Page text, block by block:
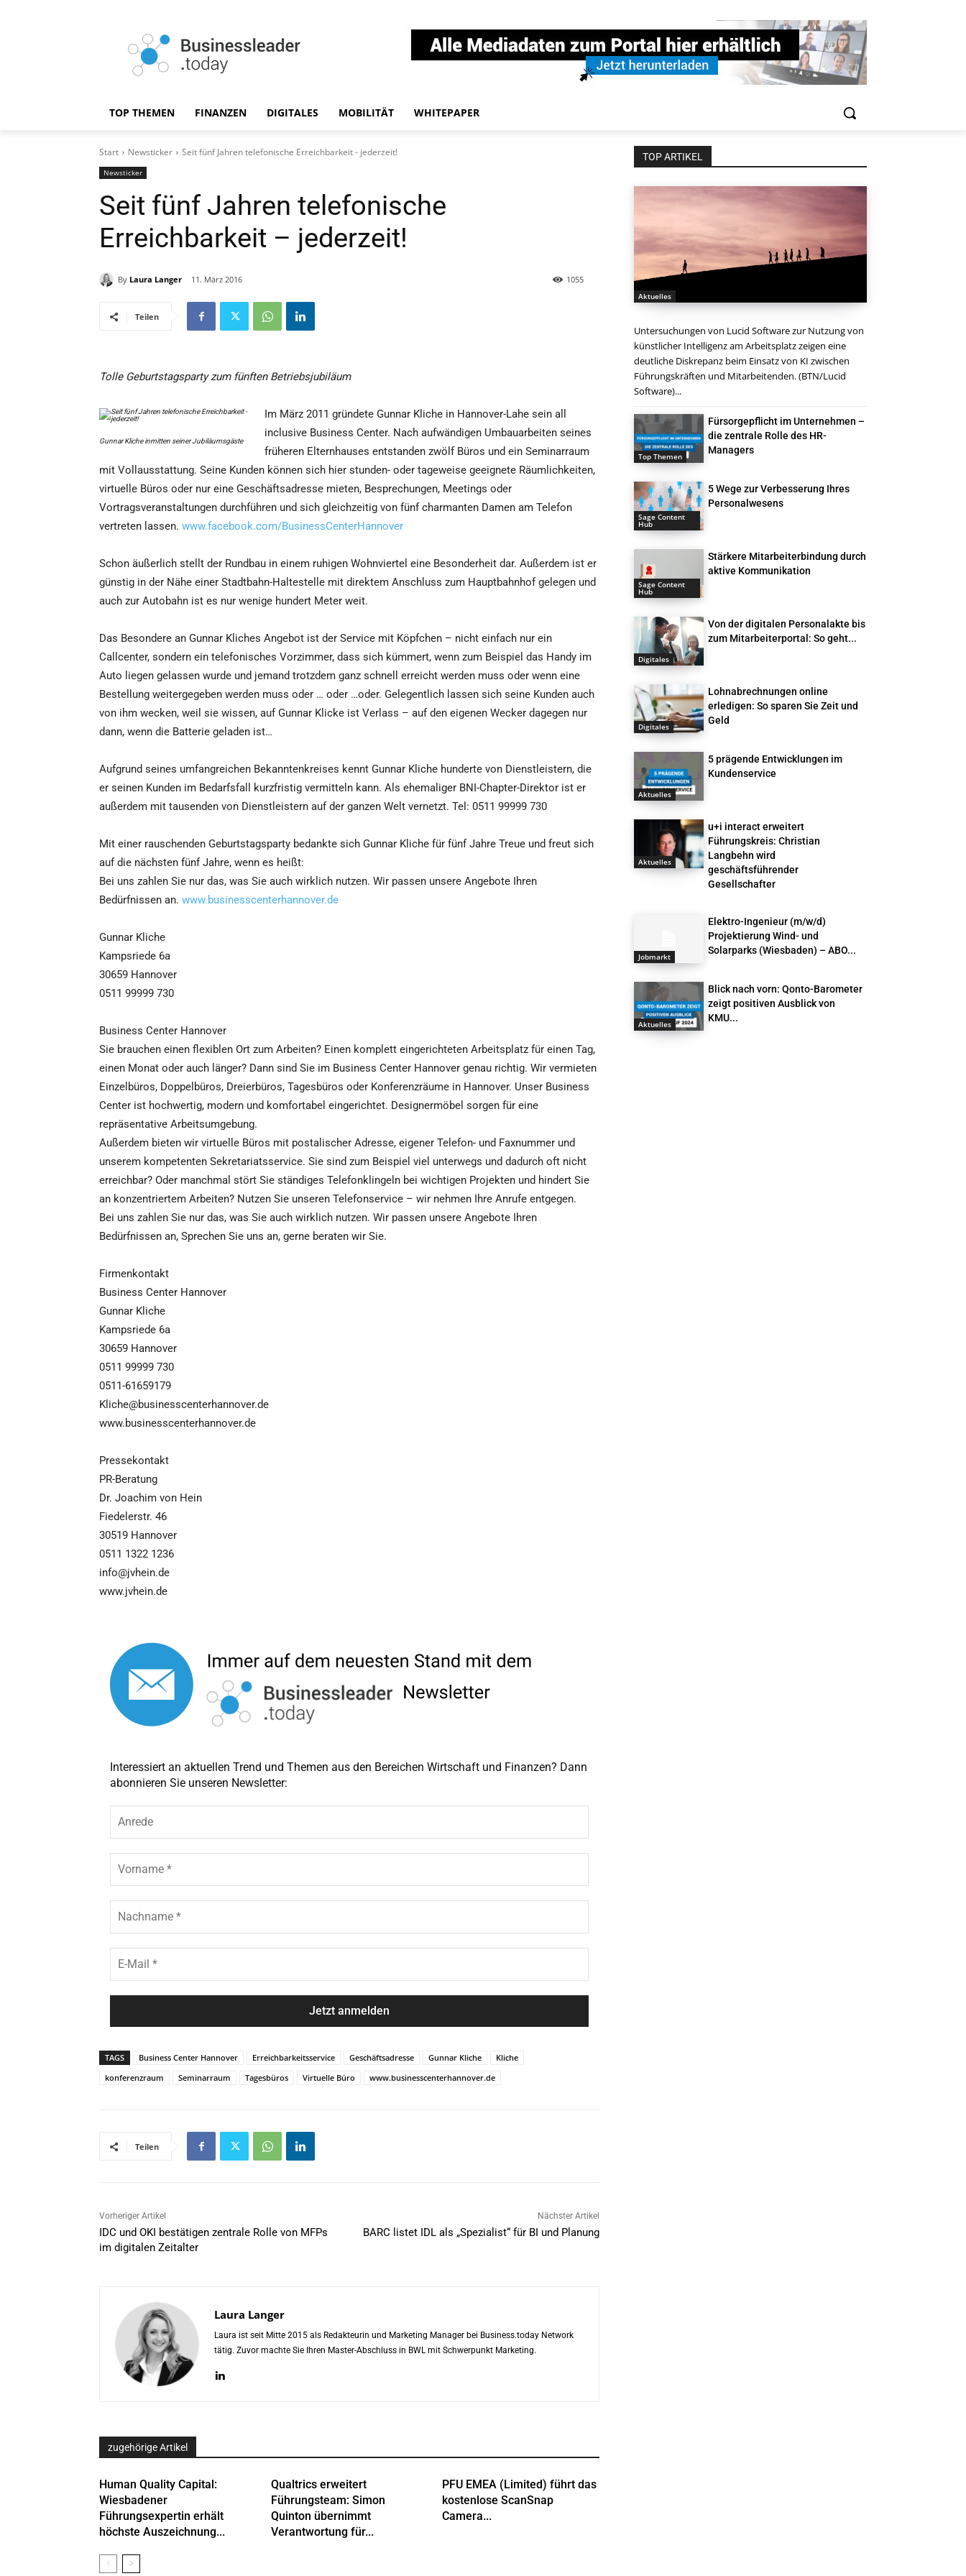
TOP THEMEN FINANZEN DIGITALES MOBILITÄT WHITEPAPER
Start Newsticker Seit fünf Jahren telefonische Erreichbarkeit - jederzeit!
Newsticker
Seit fünf Jahren telefonische
Erreichbarkeit – jederzeit!
By Laura Langer 11. März 2016 1055
Teilen
Tolle Geburtstagsparty zum fünften Betriebsjubiläum
Gunnar Kliche inmitten seiner Jubiläumsgäste
Im März 2011 gründete Gunnar Kliche in Hannover-Lahe sein all
inclusive Business Center. Nach aufwändigen Umbauarbeiten seines
früheren Elternhauses entstanden zwölf Büros und ein Seminarraum
mit Vollausstattung. Seine Kunden können sich hier stunden- oder tageweise geeignete Räumlichkeiten,
virtuelle Büros oder nur eine Geschäftsadresse mieten, Besprechungen, Meetings oder
Vortragsveranstaltungen durchführen und sich gleichzeitig von fünf charmanten Damen am Telefon
vertreten lassen. www.facebook.com/BusinessCenterHannover
Schon äußerlich stellt der Rundbau in einem ruhigen Wohnviertel eine Besonderheit dar. Außerdem ist er
günstig in der Nähe einer Stadtbahn-Haltestelle mit direktem Anschluss zum Hauptbahnhof gelegen und
auch zur Autobahn ist es nur wenige hundert Meter weit.
Das Besondere an Gunnar Kliches Angebot ist der Service mit Köpfchen – nicht einfach nur ein
Callcenter, sondern ein telefonisches Vorzimmer, dass sich kümmert, wenn zum Beispiel das Handy im
Auto liegen gelassen wurde und jemand trotzdem ganz schnell erreicht werden muss oder wenn eine
Bestellung weitergegeben werden muss oder … oder …oder. Gelegentlich lassen sich seine Kunden auch
von ihm wecken, weil sie wissen, auf Gunnar Klicke ist Verlass – auf den eigenen Wecker dagegen nur
dann, wenn die Batterie geladen ist…
Aufgrund seines umfangreichen Bekanntenkreises kennt Gunnar Kliche hunderte von Dienstleistern, die
er seinen Kunden im Bedarfsfall kurzfristig vermitteln kann. Als ehemaliger BNI-Chapter-Direktor ist er
außerdem mit tausenden von Dienstleistern auf der ganzen Welt vernetzt. Tel: 0511 99999 730
Mit einer rauschenden Geburtstagsparty bedankte sich Gunnar Kliche für fünf Jahre Treue und freut sich
auf die nächsten fünf Jahre, wenn es heißt:
Bei uns zahlen Sie nur das, was Sie auch wirklich nutzen. Wir passen unsere Angebote Ihren
Bedürfnissen an. www.businesscenterhannover.de
Gunnar Kliche
Kampsriede 6a
30659 Hannover
0511 99999 730
Business Center Hannover
Sie brauchen einen flexiblen Ort zum Arbeiten? Einen komplett eingerichteten Arbeitsplatz für einen Tag,
einen Monat oder auch länger? Dann sind Sie im Business Center Hannover genau richtig. Wir vermieten
Einzelbüros, Doppelbüros, Dreierbüros, Tagesbüros oder Konferenzräume in Hannover. Unser Business
Center ist hochwertig, modern und komfortabel eingerichtet. Designermöbel sorgen für eine
repräsentative Arbeitsumgebung.
Außerdem bieten wir virtuelle Büros mit postalischer Adresse, eigener Telefon- und Faxnummer und
unserem kompetenten Sekretariatsservice. Sie sind zum Beispiel viel unterwegs und dadurch oft nicht
erreichbar? Oder manchmal stört Sie ständiges Telefonklingeln bei wichtigen Projekten und hindert Sie
an konzentriertem Arbeiten? Nutzen Sie unseren Telefonservice – wir nehmen Ihre Anrufe entgegen.
Bei uns zahlen Sie nur das, was Sie auch wirklich nutzen. Wir passen unsere Angebote Ihren
Bedürfnissen an, Sprechen Sie uns an, gerne beraten wir Sie.
Firmenkontakt
Business Center Hannover
Gunnar Kliche
Kampsriede 6a
30659 Hannover
0511 99999 730
0511-61659179
Kliche@businesscenterhannover.de
www.businesscenterhannover.de
Pressekontakt
PR-Beratung
Dr. Joachim von Hein
Fiedelerstr. 46
30519 Hannover
0511 1322 1236
info@jvhein.de
www.jvhein.de
Interessiert an aktuellen Trend und Themen aus den Bereichen Wirtschaft und Finanzen? Dann
abonnieren Sie unseren Newsletter:
r
e
r
n
c
h
M
a
TAGS Business Center Hannover Erreichbarkeitsservice Geschäftsadresse Gunnar Kliche
Kliche
konferenzraum
Seminarraum Tagesbüros Virtuelle Büro www.businesscenterhannover.de
Teilen
Vorheriger Artikel
IDC und OKI bestätigen zentrale Rolle von MFPs
im digitalen Zeitalter
Nächster Artikel
BARC listet IDL als „Spezialist“ für BI und Planung
Laura Langer
Laura ist seit Mitte 2015 als Redakteurin und Marketing Manager bei Business.today Network
tätig. Zuvor machte Sie Ihren Master-Abschluss in BWL mit Schwerpunkt Marketing.
zugehörige Artikel
Human Quality Capital:
Wiesbadener
Führungsexpertin erhält
höchste Auszeichnung...
Qualtrics erweitert
Führungsteam: Simon
Quinton übernimmt
Verantwortung für...
PFU EMEA (Limited) führt das
kostenlose ScanSnap
Camera...
TOP ARTIKEL
Aktuelles
Untersuchungen von Lucid Software zur Nutzung von
künstlicher Intelligenz am Arbeitsplatz zeigen eine
deutliche Diskrepanz beim Einsatz von KI zwischen
Führungskräften und Mitarbeitenden. (BTN/Lucid
Software)...
Top Themen
Fürsorgepflicht im Unternehmen –
die zentrale Rolle des HR-
Managers
Sage Content
Hub
5 Wege zur Verbesserung Ihres
Personalwesens
Sage Content
Hub
Stärkere Mitarbeiterbindung durch
aktive Kommunikation
Digitales
Von der digitalen Personalakte bis
zum Mitarbeiterportal: So geht...
Digitales
Lohnabrechnungen online
erledigen: So sparen Sie Zeit und
Geld
Aktuelles
5 prägende Entwicklungen im
Kundenservice
Aktuelles
u+i interact erweitert
Führungskreis: Christian
Langbehn wird
geschäftsführender
Gesellschafter
Jobmarkt
Elektro-Ingenieur (m/w/d)
Projektierung Wind- und
Solarparks (Wiesbaden) – ABO...
Aktuelles
Blick nach vorn: Qonto-Barometer
zeigt positiven Ausblick von
KMU...